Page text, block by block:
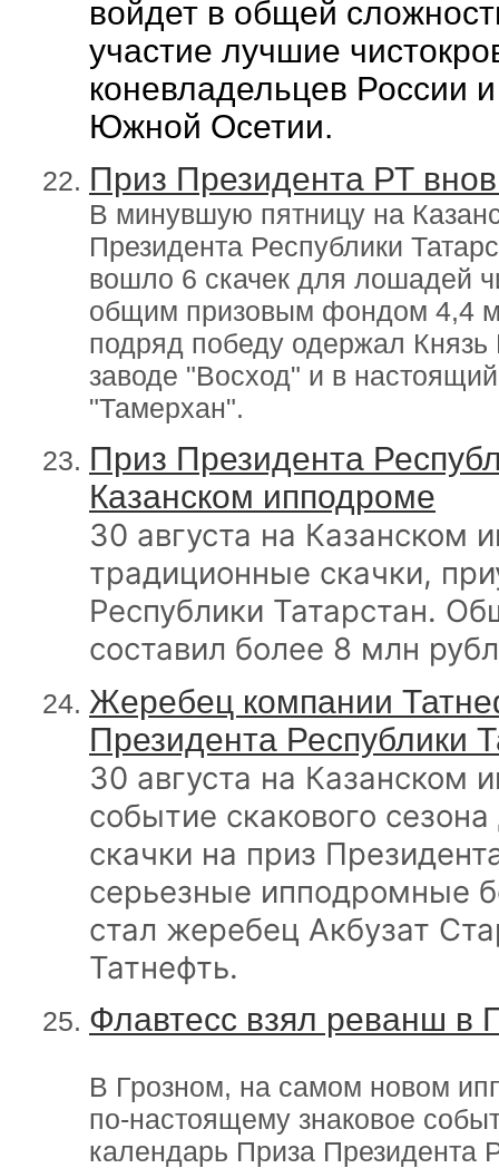
войдет в общей
участие лучшие
коневладельцев России
Южной Осетии.
Приз Президента РТ
В минувшую пятницу на
Президента Республики
вошло 6 скачек для лошадей
общим призовым фондом 4,4
подряд победу одержал
заводе "Восход" и в
"Тамерхан".
Приз Президента
Казанском ипподроме
30 августа на Казанском
традиционные скачки,
Республики Татарстан.
составил более 8 млн
Жеребец компании
Президента Республики
30 августа на Казанском
событие скакового
скачки на приз
серьезные ипподромные
стал жеребец Акбузат
Татнефть.
Флавтесс взял реванш в
В Грозном, на самом новом
по-настоящему знаковое
календарь Приза Президента